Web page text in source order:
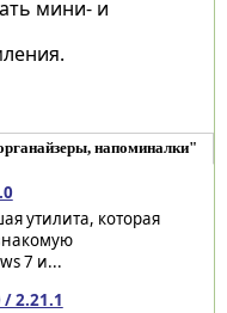
мини- и
напоминалки"
утилита, которая
7 и...
2.21.1